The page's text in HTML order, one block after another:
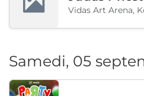
Samedi, 05